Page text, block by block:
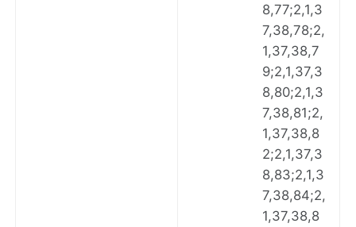
8,77;2,1,3
7,38,78;2,
1,37,38,7
9;2,1,37,3
8,80;2,1,3
7,38,81;2,
1,37,38,8
2;2,1,37,3
8,83;2,1,3
7,38,84;2,
1,37,38,8